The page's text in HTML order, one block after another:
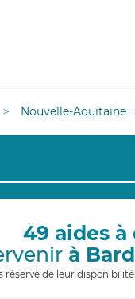
Nouvelle-Aquitaine
49 aides
à
réserve de leur